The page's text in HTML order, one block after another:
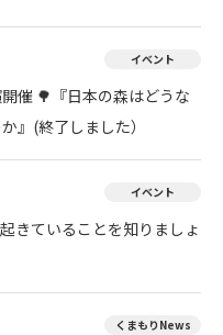
イベント
催 🌳『日本の森はどうな
』(終了しました）
イベント
きていることを知りましょ
くまもりNews